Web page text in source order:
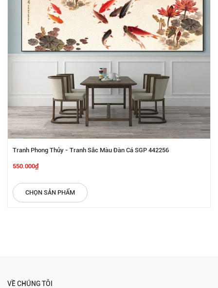
Tranh Phong Thủy - Tranh Sắc Màu Đàn Cá SGP 442256
550.000₫
CHỌN SẢN PHẨM
VỀ CHÚNG TÔI